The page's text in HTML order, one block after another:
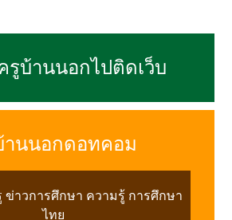
รูบ้านนอกไปติดเว็บ
านนอกดอทคอม
ข่าวการศึกษา ความรู้ การศึกษา
ไทย